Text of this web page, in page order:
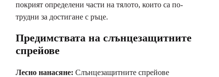
покрият определени части на тялото, които са по-
трудни за достигане с ръце.
Предимствата на слънцезащитните
спрейове
Лесно нанасяне: Слънцезащитните спрейове